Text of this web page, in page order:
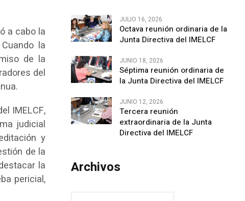
a cabo la
la
de la
del
IMELCF,
judicial
y
de la
la
pericial,
JULIO 16, 2026
Octava reunión ordinaria de la
Junta Directiva del IMELCF
JUNIO 18, 2026
Séptima reunión ordinaria de
la Junta Directiva del IMELCF
JUNIO 12, 2026
Tercera reunión
extraordinaria de la Junta
Directiva del IMELCF
Archivos